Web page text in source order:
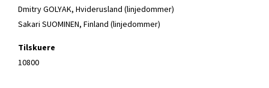
Dmitry GOLYAK, Hviderusland (linjedommer)
Sakari SUOMINEN, Finland (linjedommer)
Tilskuere
10800